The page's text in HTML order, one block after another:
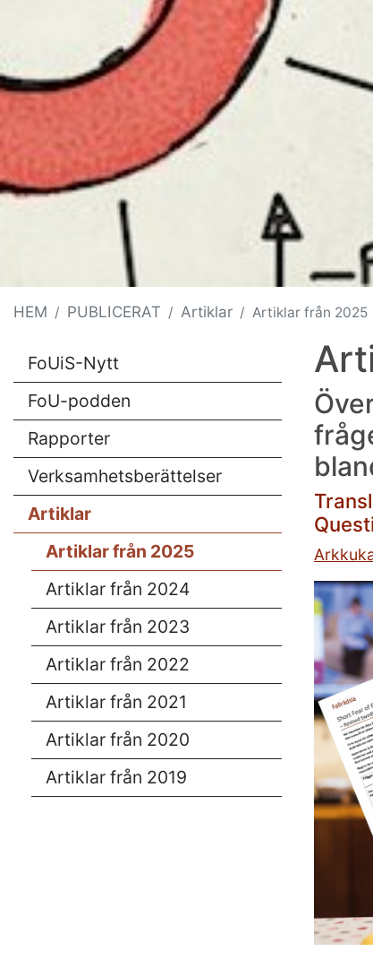
HEM PUBLICERAT Artiklar Artiklar från 2025
FoUiS-Nytt
FoU-podden
Rapporter
Verksamhetsberättelser
Artiklar
Artiklar från 2025
Artiklar från 2024
Artiklar från 2023
Artiklar från 2022
Artiklar från 2021
Artiklar från 2020
Artiklar från 2019